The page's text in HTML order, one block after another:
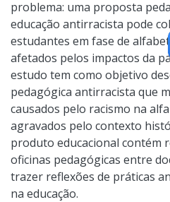
problema: uma proposta
educação antirracista pode
estudantes em fase de
afetados pelos impactos da
estudo tem como objetivo
pedagógica antirracista que
causados pelo racismo na
agravados pelo contexto
produto educacional contém
oficinas pedagógicas entre
trazer reflexões de práticas
na educação.